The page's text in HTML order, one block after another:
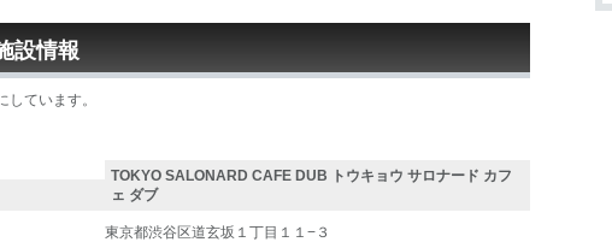
設情報
ています。
TOKYO SALONARD CAFE DUB トウキョウ サロナード カフ
ェ ダブ
東京都渋谷区道玄坂１丁目１１−３